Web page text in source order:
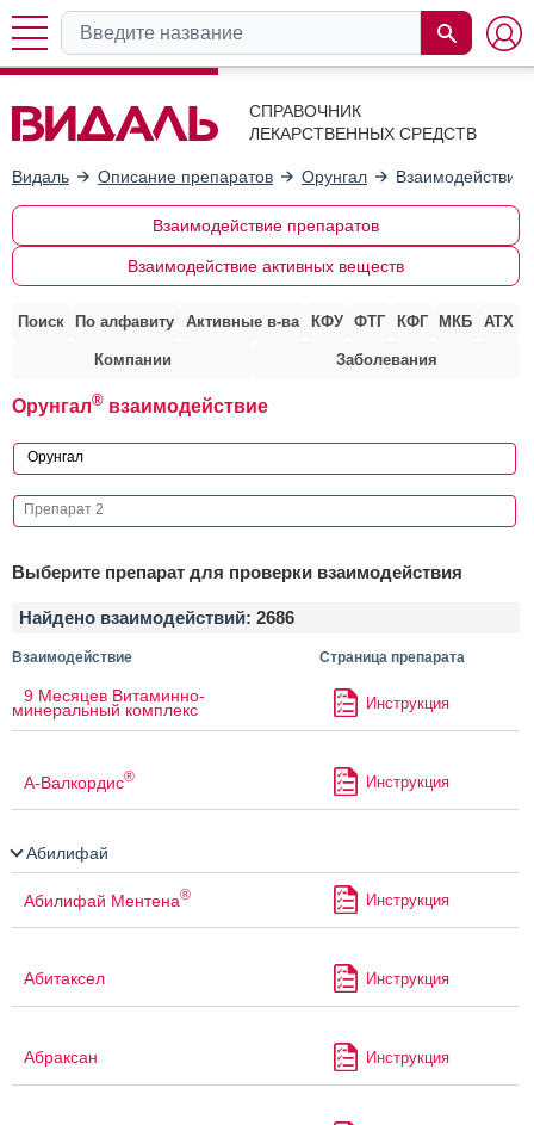
СПРАВОЧНИК
ЛЕКАРСТВЕННЫХ СРЕДСТВ
Видаль Описание препаратов Орунгал Взаимодействие
Взаимодействие препаратов
Взаимодействие активных веществ
Поиск По алфавиту Активные в-ва КФУ ФТГ КФГ МКБ АТХ
Компании Заболевания
Орунгал® взаимодействие
Выберите препарат для проверки взаимодействия
Найдено взаимодействий: 2686
Взаимодействие Страница препарата
9 Месяцев Витаминно-
минеральный комплекс Инструкция
А-Валкордис® Инструкция
Абилифай
Абилифай Ментена® Инструкция
Абитаксел Инструкция
Абраксан Инструкция